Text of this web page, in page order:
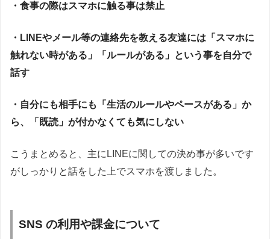
・食事の際はスマホに触る事は禁止
・LINEやメール等の連絡先を教える友達には「スマホに
触れない時がある」「ルールがある」という事を自分で
話す
・自分にも相手にも「生活のルールやペースがある」か
ら、「既読」が付かなくても気にしない
こうまとめると、主にLINEに関しての決め事が多いです
がしっかりと話をした上でスマホを渡しました。
SNS の利用や課金について